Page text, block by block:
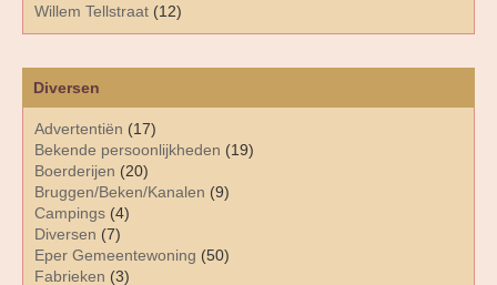
Diversen
Advertentiën (17)
Bekende persoonlijkheden (19)
Boerderijen (20)
Bruggen/Beken/Kanalen (9)
Campings (4)
Diversen (7)
Eper Gemeentewoning (50)
Fabrieken (3)
Willem Tellstraat (12)